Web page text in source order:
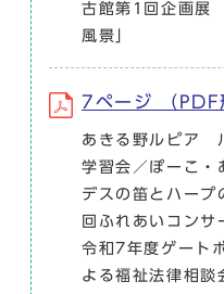
古館第1回企画展
風景」
7ページ （
あきる野ルピア
学習会／ぽーこ
デスの笛とハー
回ふれあいコンサ
令和7年度ゲート
よる福祉法律相談